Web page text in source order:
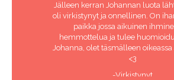
Jälleen kerran Johannan luota
oli virkistynyt ja onnellinen. On
paikka jossa aikuinen
hemmottelua ja tulee
Johanna, olet täsmälleen
<3
-Virkistynyt